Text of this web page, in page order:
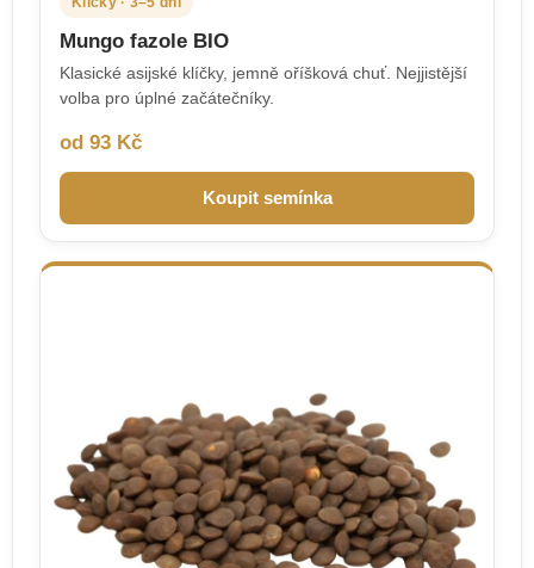
Mungo fazole BIO
Klasické asijské klíčky, jemně oříšková chuť. Nejjistější
volba pro úplné začátečníky.
od 93 Kč
Koupit semínka